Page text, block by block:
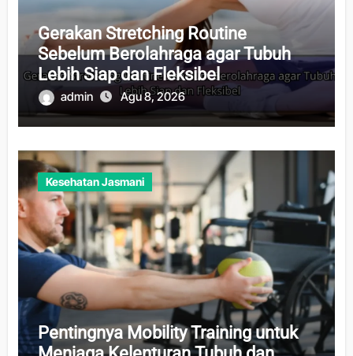
Gerakan Stretching Routine
Sebelum Berolahraga agar Tubuh
Lebih Siap dan Fleksibel
admin Agu 8, 2026
Kesehatan Jasmani
Pentingnya Mobility Training untuk